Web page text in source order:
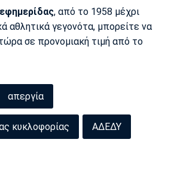
, από το 1958 μέχρι
αθλητικά γεγονότα, μπορείτε να
σε προνομιακή τιμή από το
απεργία
κυκλοφορίας ΑΔΕΔΥ